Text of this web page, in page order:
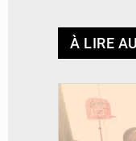
À LIRE